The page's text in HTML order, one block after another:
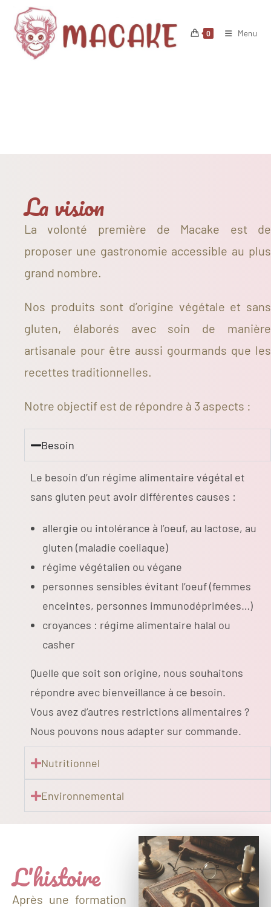
0 Menu
La vision
La volonté première de Macake est de
proposer une gastronomie accessible au plus
grand nombre.
Nos produits sont d’origine végétale et sans
gluten, élaborés avec soin de manière
artisanale pour être aussi gourmands que les
recettes traditionnelles.
Notre objectif est de répondre à 3 aspects :
Besoin
Le besoin d’un régime alimentaire végétal et
sans gluten peut avoir différentes causes :
allergie ou intolérance à l’oeuf, au lactose, au
gluten (maladie coeliaque)
régime végétalien ou végane
personnes sensibles évitant l’oeuf (femmes
enceintes, personnes immunodéprimées…)
croyances : régime alimentaire halal ou
casher
Quelle que soit son origine, nous souhaitons
répondre avec bienveillance à ce besoin.
Vous avez d’autres restrictions alimentaires ?
Nous pouvons nous adapter sur commande.
Nutritionnel
Environnemental
L'histoire
Après une formation